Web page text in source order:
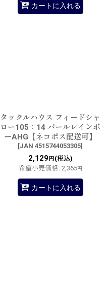
カートに入れる
タックルハウス フィードシャ
ロー105：14 パールレインボ
ーAHG【ネコポス配送可】
[JAN 4515744053305]
2,129円(税込)
希望小売価格: 2,365円
カートに入れる